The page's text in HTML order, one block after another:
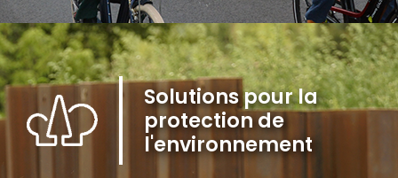
Solutions pour la
protection de
l'environnement